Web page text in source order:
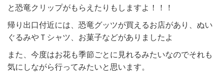
と恐竜クリップがもらえたりもしますよ！！！
帰り出口付近には、恐竜グッツが買えるお店があり、ぬい
ぐるみやＴシャツ、お菓子などがありましたよ
また、今度はお花も季節ごとに見れるみたいなのでそれも
気にしながら行ってみたいと思います。